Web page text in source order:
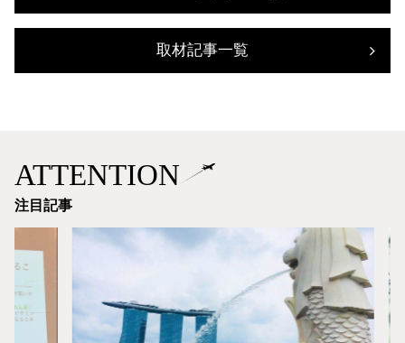
取材記事一覧
ATTENTION
注目記事